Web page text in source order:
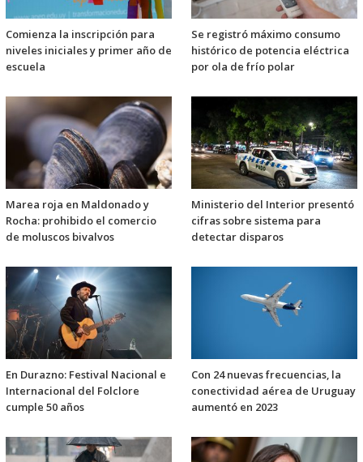
Comienza la inscripción para
niveles iniciales y primer año de
escuela
Se registró máximo consumo
histórico de potencia eléctrica
por ola de frío polar
Marea roja en Maldonado y
Rocha: prohibido el comercio
de moluscos bivalvos
Ministerio del Interior presentó
cifras sobre sistema para
detectar disparos
En Durazno: Festival Nacional e
Internacional del Folclore
cumple 50 años
Con 24 nuevas frecuencias, la
conectividad aérea de Uruguay
aumentó en 2023